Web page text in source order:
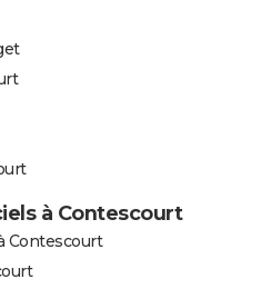
à Contescourt
Contescourt